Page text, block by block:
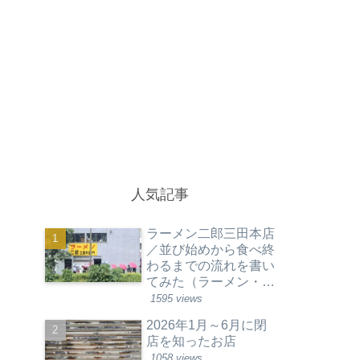
人気記事
ラーメン二郎三田本店
／並び始めから食べ終
わるまでの流れを書い
てみた（ラーメン・東
京都港区）
1595 views
2026年1月～6月に閉
店を知ったお店